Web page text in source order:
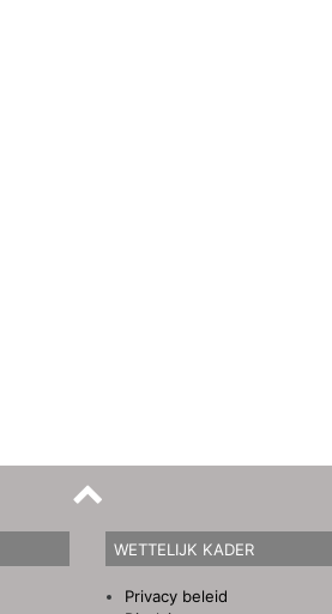
WETTELIJK KADER
Privacy beleid